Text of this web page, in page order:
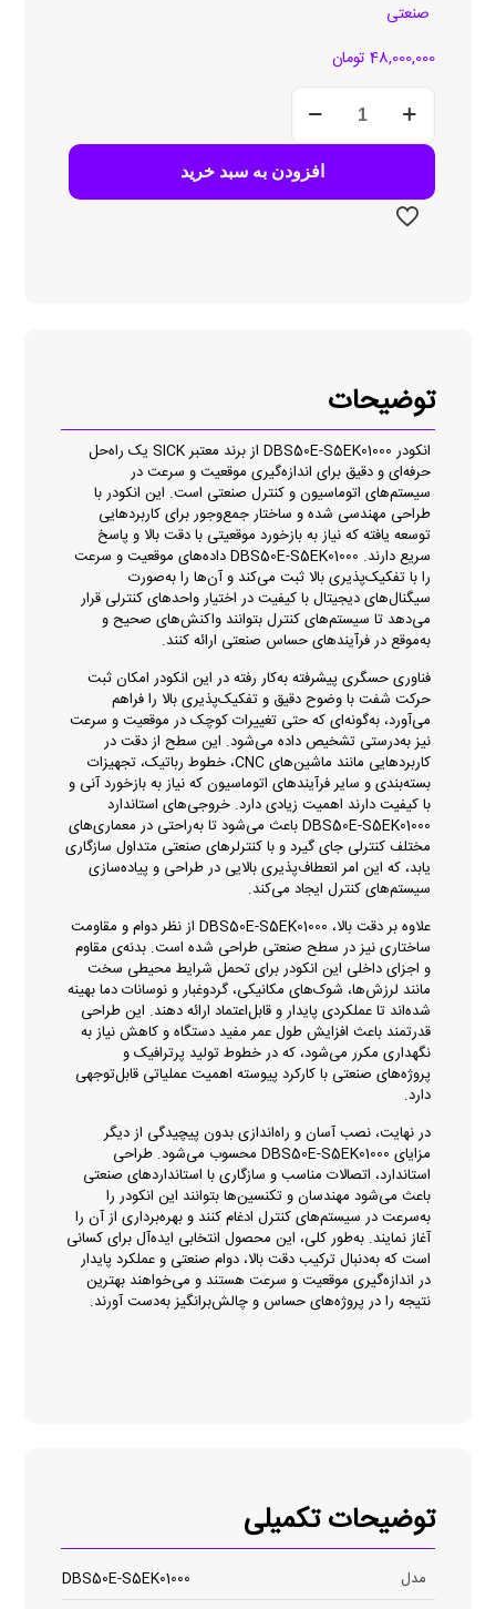
صنعتی
48,000,000 تومان
انکودر
DBS50E-
S5EK01000
عدد
افزودن به سبد خرید
توضیحات
انکودر DBS50E-S5EK01000 از برند معتبر SICK یک راه‌حل
حرفه‌ای و دقیق برای اندازه‌گیری موقعیت و سرعت در
سیستم‌های اتوماسیون و کنترل صنعتی است. این انکودر با
طراحی مهندسی‌ شده و ساختار جمع‌وجور برای کاربردهایی
توسعه یافته که نیاز به بازخورد موقعیتی با دقت بالا و پاسخ
سریع دارند. DBS50E-S5EK01000 داده‌های موقعیت و سرعت
را با تفکیک‌پذیری بالا ثبت می‌کند و آن‌ها را به‌صورت
سیگنال‌های دیجیتال با کیفیت در اختیار واحدهای کنترلی قرار
می‌دهد تا سیستم‌های کنترل بتوانند واکنش‌های صحیح و
به‌موقع در فرآیندهای حساس صنعتی ارائه کنند.
فناوری حسگری پیشرفته به‌کار رفته در این انکودر امکان ثبت
حرکت شفت با وضوح دقیق و تفکیک‌پذیری بالا را فراهم
می‌آورد، به‌گونه‌ای که حتی تغییرات کوچک در موقعیت و سرعت
نیز به‌درستی تشخیص داده می‌شود. این سطح از دقت در
کاربردهایی مانند ماشین‌های CNC، خطوط رباتیک، تجهیزات
بسته‌بندی و سایر فرآیندهای اتوماسیون که نیاز به بازخورد آنی و
با کیفیت دارند اهمیت زیادی دارد. خروجی‌های استاندارد
DBS50E-S5EK01000 باعث می‌شود تا به‌راحتی در معماری‌های
مختلف کنترلی جای گیرد و با کنترلرهای صنعتی متداول سازگاری
یابد، که این امر انعطاف‌پذیری بالایی در طراحی و پیاده‌سازی
سیستم‌های کنترل ایجاد می‌کند.
علاوه بر دقت بالا، DBS50E-S5EK01000 از نظر دوام و مقاومت
ساختاری نیز در سطح صنعتی طراحی شده است. بدنه‌ی مقاوم
و اجزای داخلی این انکودر برای تحمل شرایط محیطی سخت
مانند لرزش‌ها، شوک‌های مکانیکی، گردوغبار و نوسانات دما بهینه
شده‌اند تا عملکردی پایدار و قابل‌اعتماد ارائه دهند. این طراحی
قدرتمند باعث افزایش طول عمر مفید دستگاه و کاهش نیاز به
نگهداری مکرر می‌شود، که در خطوط تولید پرترافیک و
پروژه‌های صنعتی با کارکرد پیوسته اهمیت عملیاتی قابل‌توجهی
دارد.
در نهایت، نصب آسان و راه‌اندازی بدون پیچیدگی از دیگر
مزایای DBS50E-S5EK01000 محسوب می‌شود. طراحی
استاندارد، اتصالات مناسب و سازگاری با استانداردهای صنعتی
باعث می‌شود مهندسان و تکنسین‌ها بتوانند این انکودر را
به‌سرعت در سیستم‌های کنترل ادغام کنند و بهره‌برداری از آن را
آغاز نمایند. به‌طور کلی، این محصول انتخابی ایده‌آل برای کسانی
است که به‌دنبال ترکیب دقت بالا، دوام صنعتی و عملکرد پایدار
در اندازه‌گیری موقعیت و سرعت هستند و می‌خواهند بهترین
نتیجه را در پروژه‌های حساس و چالش‌برانگیز به‌دست آورند.
توضیحات تکمیلی
مدل DBS50E-S5EK01000